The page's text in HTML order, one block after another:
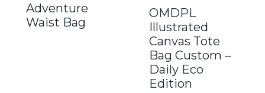
Adventure
Waist Bag
OMDPL
Illustrated
Canvas Tote
Bag Custom –
Daily Eco
Edition